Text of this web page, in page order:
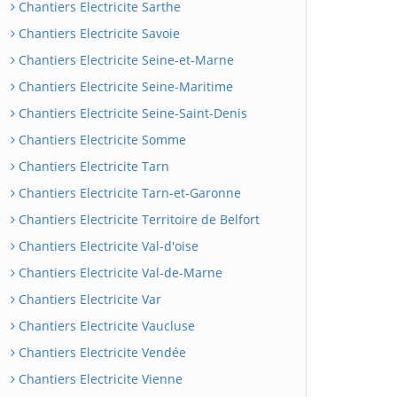
Chantiers Electricite Sarthe
Chantiers Electricite Savoie
Chantiers Electricite Seine-et-Marne
Chantiers Electricite Seine-Maritime
Chantiers Electricite Seine-Saint-Denis
Chantiers Electricite Somme
Chantiers Electricite Tarn
Chantiers Electricite Tarn-et-Garonne
Chantiers Electricite Territoire de Belfort
Chantiers Electricite Val-d'oise
Chantiers Electricite Val-de-Marne
Chantiers Electricite Var
Chantiers Electricite Vaucluse
Chantiers Electricite Vendée
Chantiers Electricite Vienne